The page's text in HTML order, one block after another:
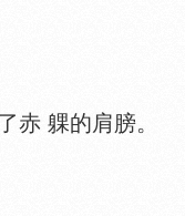
赤 躶的肩膀。